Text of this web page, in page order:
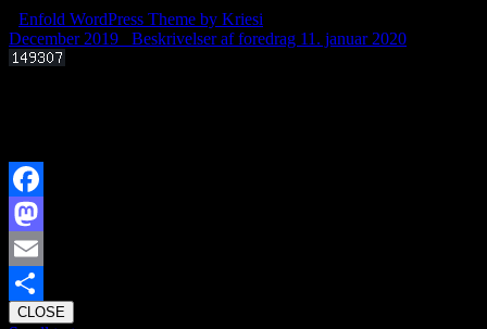
Enfold WordPress Theme by Kriesi
December 2019
Beskrivelser af foredrag 11. januar 2020
Facebook
Mastodon
Email
Share
CLOSE